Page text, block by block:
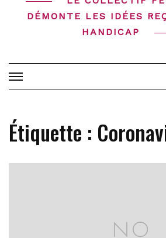
DÉMONTE LES IDÉES
HANDICAP
Étiquette :